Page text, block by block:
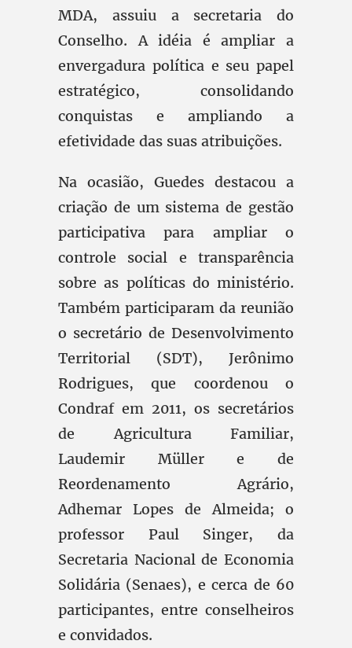
MDA, assuiu a secretaria do
Conselho. A idéia é ampliar a
envergadura política e seu papel
estratégico, consolidando
conquistas e ampliando a
efetividade das suas atribuições.
Na ocasião, Guedes destacou a
criação de um sistema de gestão
participativa para ampliar o
controle social e transparência
sobre as políticas do ministério.
Também participaram da reunião
o secretário de Desenvolvimento
Territorial (SDT), Jerônimo
Rodrigues, que coordenou o
Condraf em 2011, os secretários
de Agricultura Familiar,
Laudemir Müller e de
Reordenamento Agrário,
Adhemar Lopes de Almeida; o
professor Paul Singer, da
Secretaria Nacional de Economia
Solidária (Senaes), e cerca de 60
participantes, entre conselheiros
e convidados.